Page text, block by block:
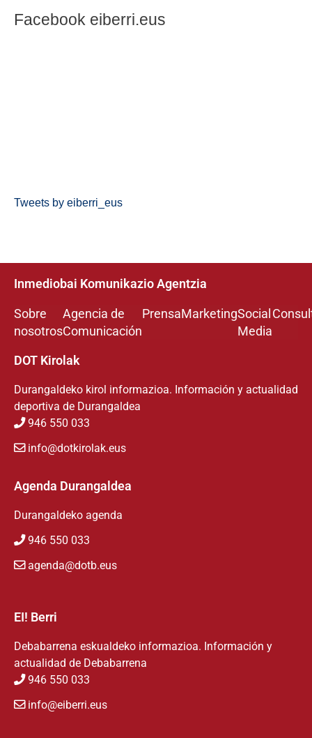
Facebook eiberri.eus
Tweets by eiberri_eus
Inmediobai Komunikazio Agentzia
Sobre
nosotros
Agencia de
Comunicación
PrensaMarketingSocial
Media
DOT Kirolak
Durangaldeko kirol informazioa. Información y actualidad
deportiva de Durangaldea
946 550 033
info@dotkirolak.eus
Agenda Durangaldea
Durangaldeko agenda
946 550 033
agenda@dotb.eus
EI! Berri
Debabarrena eskualdeko informazioa. Información y
actualidad de Debabarrena
946 550 033
info@eiberri.eus